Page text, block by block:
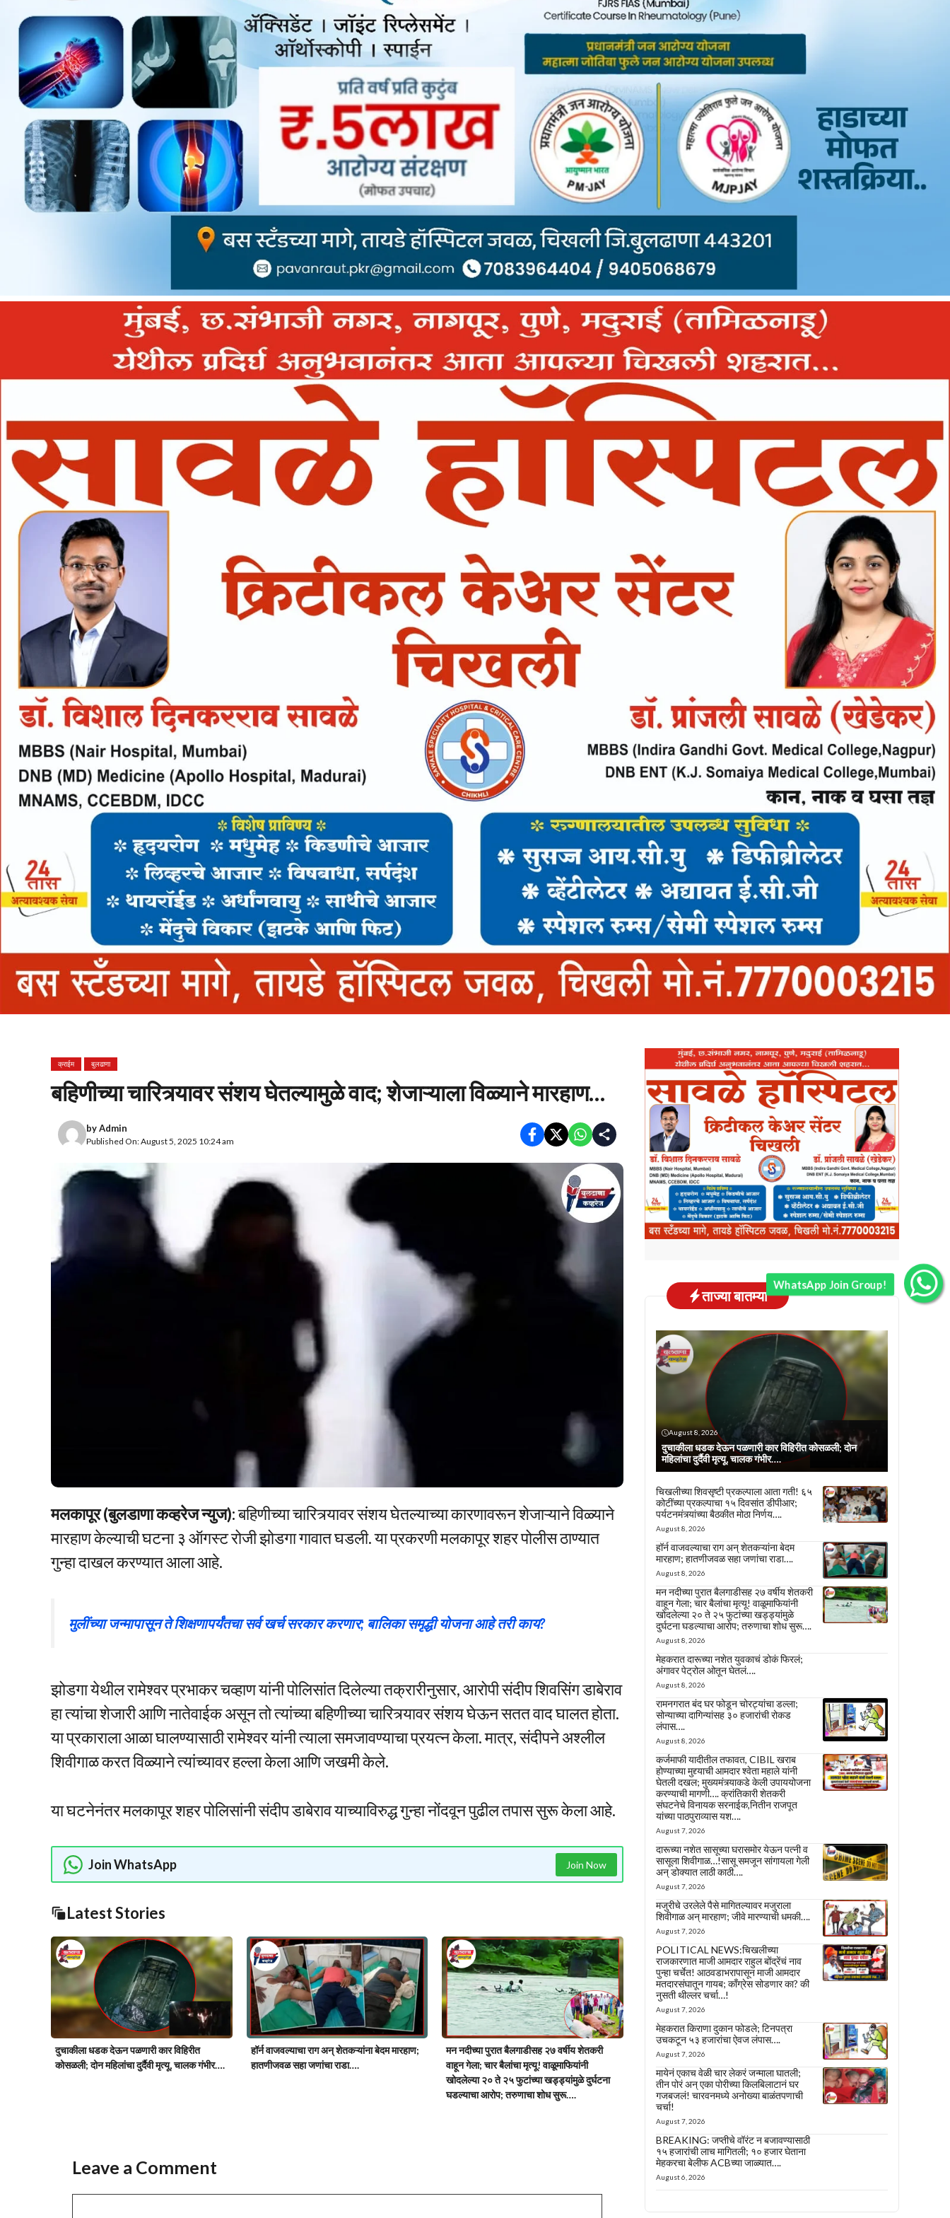
क्राईम बुलढाणा
बहिणीच्या चारित्र्यावर संशय घेतल्यामुळे वाद; शेजाऱ्याला विळ्याने मारहाण…
byAdmin
Published On: August 5, 2025 10:24 am
मलकापूर (बुलडाणा कव्हरेज न्युज):बहिणीच्या चारित्र्यावर संशय घेतल्याच्या कारणावरून शेजाऱ्याने विळ्याने
मारहाण केल्याची घटना ३ ऑगस्ट रोजी झोडगा गावात घडली. या प्रकरणी मलकापूर शहर पोलीस ठाण्यात
गुन्हा दाखल करण्यात आला आहे.
मुलींच्या जन्मापासून ते शिक्षणापर्यंतचा सर्व खर्च सरकार करणार; बालिका समृद्धी योजना आहे तरी काय?
झोडगा येथील रामेश्वर प्रभाकर चव्हाण यांनी पोलिसांत दिलेल्या तक्रारीनुसार, आरोपी संदीप शिवसिंग डाबेराव
हा त्यांचा शेजारी आणि नातेवाईक असून तो त्यांच्या बहिणीच्या चारित्र्यावर संशय घेऊन सतत वाद घालत होता.
या प्रकाराला आळा घालण्यासाठी रामेश्वर यांनी त्याला समजावण्याचा प्रयत्न केला. मात्र, संदीपने अश्लील
शिवीगाळ करत विळ्याने त्यांच्यावर हल्ला केला आणि जखमी केले.
या घटनेनंतर मलकापूर शहर पोलिसांनी संदीप डाबेराव याच्याविरुद्ध गुन्हा नोंदवून पुढील तपास सुरू केला आहे.
Join WhatsApp Join Now
Latest Stories
दुचाकीला धडक देऊन पळणारी कार विहिरीत
कोसळली; दोन महिलांचा दुर्दैवी मृत्यू, चालक गंभीर….
हॉर्न वाजवल्याचा राग अन् शेतकऱ्यांना बेदम मारहाण;
हातणीजवळ सहा जणांचा राडा….
मन नदीच्या पुरात बैलगाडीसह २७ वर्षीय शेतकरी
वाहून गेला; चार बैलांचा मृत्यू! वाळूमाफियांनी
खोदलेल्या २० ते २५ फुटांच्या खड्ड्यांमुळे दुर्घटना
घडल्याचा आरोप; तरुणाचा शोध सुरू….
Leave a Comment
ताज्या बातम्या
August 8, 2026
दुचाकीला धडक देऊन पळणारी कार विहिरीत कोसळली; दोन
महिलांचा दुर्दैवी मृत्यू, चालक गंभीर….
चिखलीच्या शिवसृष्टी प्रकल्पाला आता गती! ६५
कोटींच्या प्रकल्पाचा १५ दिवसांत डीपीआर;
पर्यटनमंत्र्यांच्या बैठकीत मोठा निर्णय….
August 8, 2026
हॉर्न वाजवल्याचा राग अन् शेतकऱ्यांना बेदम
मारहाण; हातणीजवळ सहा जणांचा राडा….
August 8, 2026
मन नदीच्या पुरात बैलगाडीसह २७ वर्षीय शेतकरी
वाहून गेला; चार बैलांचा मृत्यू! वाळूमाफियांनी
खोदलेल्या २० ते २५ फुटांच्या खड्ड्यांमुळे
दुर्घटना घडल्याचा आरोप; तरुणाचा शोध सुरू….
August 8, 2026
मेहकरात दारूच्या नशेत युवकाचं डोकं फिरलं;
अंगावर पेट्रोल ओतून घेतलं….
August 8, 2026
रामनगरात बंद घर फोडून चोरट्यांचा डल्ला;
सोन्याच्या दागिन्यांसह ३० हजारांची रोकड
लंपास….
August 8, 2026
कर्जमाफी यादीतील तफावत, CIBIL खराब
होण्याच्या मुद्द्याची आमदार श्वेता महाले यांनी
घेतली दखल; मुख्यमंत्र्याकडे केली उपाययोजना
करण्याची मागणी…. क्रांतिकारी शेतकरी
संघटनेचे विनायक सरनाईक,नितीन राजपूत
यांच्या पाठपुराव्यास यश….
August 7, 2026
दारूच्या नशेत सासूच्या घरासमोर येऊन पत्नी व
सासूला शिवीगाळ…!सासू समजून सांगायला गेली
अन् डोक्यात लाठी काठी….
August 7, 2026
मजुरीचे उरलेले पैसे मागितल्यावर मजुराला
शिवीगाळ अन् मारहाण; जीवे मारण्याची धमकी….
August 7, 2026
POLITICAL NEWS:चिखलीच्या
राजकारणात माजी आमदार राहुल बोंद्रेंचं नाव
पुन्हा चर्चेत! आठवडाभरापासून माजी आमदार
मतदारसंघातून गायब; काँग्रेस सोडणार का? की
नुसती थील्लर चर्चा…!
August 7, 2026
मेहकरात किराणा दुकान फोडले; टिनपत्रा
उचकटून ५३ हजारांचा ऐवज लंपास….
August 7, 2026
मायेनं एकाच वेळी चार लेकरं जन्माला घातली;
तीन पोरं अन् एका पोरीच्या किलबिलाटानं घर
गजबजलं! चारवनमध्ये अनोख्या बाळंतपणाची
चर्चा!
August 7, 2026
BREAKING: जप्तीचे वॉरंट न बजावण्यासाठी
१५ हजारांची लाच मागितली; १० हजार घेताना
मेहकरचा बेलीफ ACBच्या जाळ्यात….
August 6, 2026
WhatsApp Join Group!